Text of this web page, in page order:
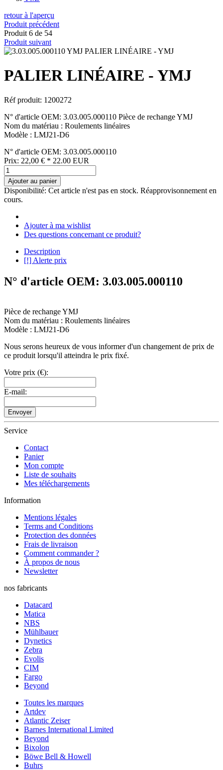
retour à l'aperçu
Produit précédent
Produit 6 de 54
Produit suivant
PALIER LINÉAIRE - YMJ
Réf produit: 1200272
N° d'article OEM: 3.03.005.000110 Pièce de rechange YMJ
Nom du matériau : Roulements linéaires
Modèle : LMJ21-D6
N° d'article OEM: 3.03.005.000110
Prix: 22,00 € * 22.00 EUR
Ajouter au panier
Disponibilité: Cet article n'est pas en stock. Réapprovisonnement en
cours.
Ajouter à ma wishlist
Des questions concernant ce produit?
Description
[!] Alerte prix
N° d'article OEM: 3.03.005.000110
Pièce de rechange YMJ
Nom du matériau : Roulements linéaires
Modèle : LMJ21-D6
Nous serons heureux de vous informer d'un changement de prix de
ce produit lorsqu'il atteindra le prix fixé.
Votre prix (€):
E-mail:
Envoyer
Service
Contact
Panier
Mon compte
Liste de souhaits
Mes téléchargements
Information
Mentions légales
Terms and Conditions
Protection des données
Frais de livraison
Comment commander ?
À propos de nous
Newsletter
nos fabricants
Datacard
Matica
NBS
Mühlbauer
Dynetics
Zebra
Evolis
CIM
Fargo
Beyond
Toutes les marques
Artdev
Atlantic Zeiser
Barnes International Limited
Beyond
Bixolon
Böwe Bell & Howell
Buhrs